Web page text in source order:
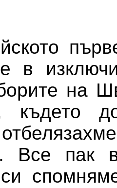
в
на
където
Все пак